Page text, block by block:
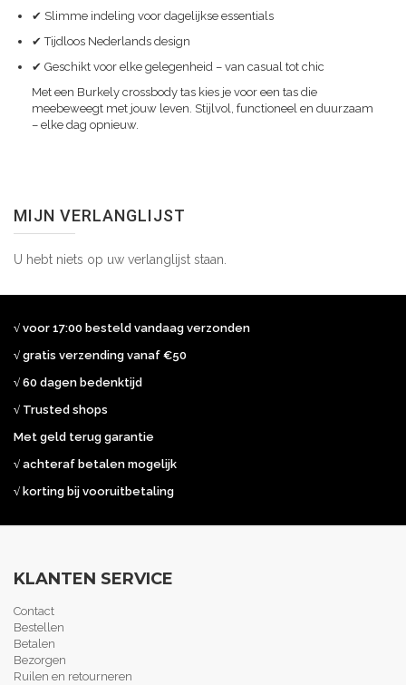
✔ Slimme indeling voor dagelijkse essentials
✔ Tijdloos Nederlands design
✔ Geschikt voor elke gelegenheid – van casual tot chic
Met een Burkely crossbody tas kies je voor een tas die
meebeweegt met jouw leven. Stijlvol, functioneel en duurzaam
– elke dag opnieuw.
MIJN VERLANGLIJST
U hebt niets op uw verlanglijst staan.
√ voor 17:00 besteld vandaag verzonden
√ gratis verzending vanaf €50
√ 60 dagen bedenktijd
√ Trusted shops
Met geld terug garantie
√ achteraf betalen mogelijk
√ korting bij vooruitbetaling
KLANTEN SERVICE
Contact
Bestellen
Betalen
Bezorgen
Ruilen en retourneren